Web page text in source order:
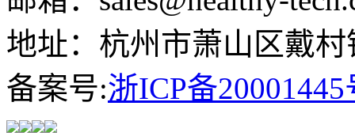
地址：杭州市萧山区戴
备案号:浙ICP备20001445